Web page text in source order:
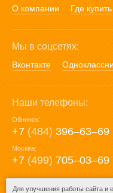
О компании
Где купить
Мы в соцсетях:
Вконтакте
Наши телефоны:
Обнинск:
+7 (484) 396‒63‒69
Москва:
+7 (499) 705‒03‒69
E-mail:
Для улучшения работы сайта и